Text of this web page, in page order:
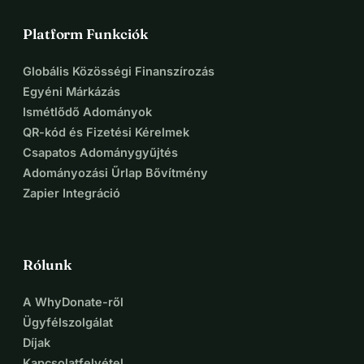
ajándék, amelyet szeretnénk adni neki, a családomnak és
mind az öt szívünkkel, Melita, Giacomo, Nina, Tea és Luisa
Platform Funkciók
Globális Közösségi Finanszírozás
Egyéni Márkázás
Ismétlődő Adományok
QR-kód és Fizetési Kérelmek
Csapatos Adománygyűjtés
Adományozási Űrlap Bővítmény
Zapier Integráció
Rólunk
A WhyDonate-ről
Ügyfélszolgálat
Díjak